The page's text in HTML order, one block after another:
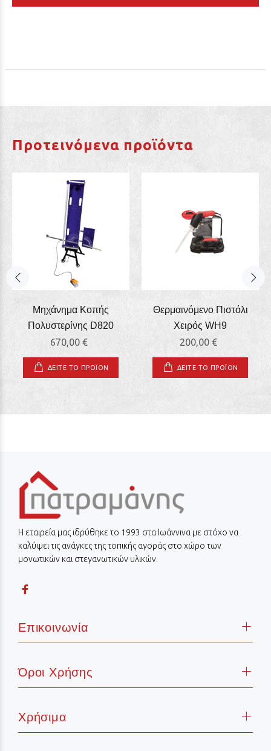
Προτεινόμενα προϊόντα
Μηχάνημα Κοπής
Πολυστερίνης D820
670,00 €
ΔΕΙΤΕ ΤΟ ΠΡΟΪΟΝ
Θερμαινόμενο Πιστόλι
Χειρός WΗ9
200,00 €
ΔΕΙΤΕ ΤΟ ΠΡΟΪΟΝ
Η εταιρεία μας ιδρύθηκε το 1993 στα Ιωάννινα με στόχο να
καλύψει τις ανάγκες της τοπικής αγοράς στο χώρο των
μονωτικών και στεγανωτικών υλικών.
Επικοινωνία
Όροι Χρήσης
Χρήσιμα